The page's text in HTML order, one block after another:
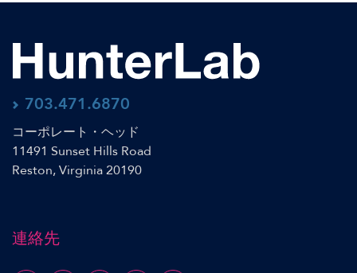
703.471.6870
コーポレート・ヘッド
11491 Sunset Hills Road
Reston, Virginia 20190
連絡先